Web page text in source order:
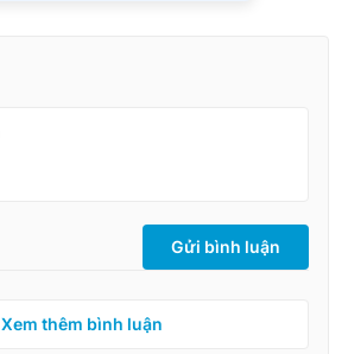
Gửi bình luận
Xem thêm bình luận